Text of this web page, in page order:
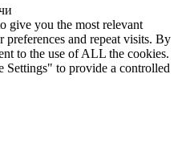
give you the most relevant
and repeat visits. By
to the use of ALL the cookies.
to provide a controlled